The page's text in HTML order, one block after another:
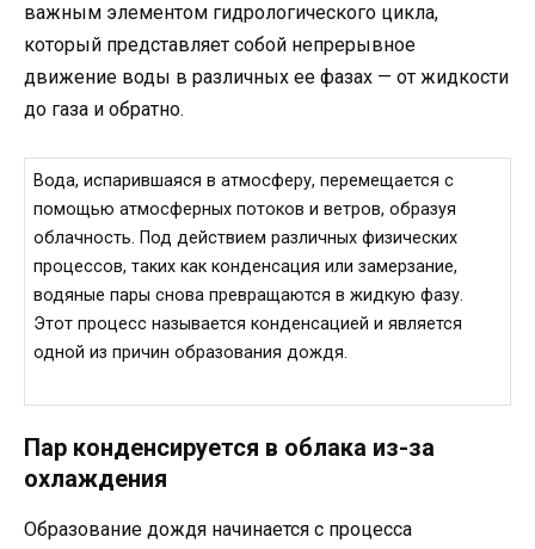
важным элементом гидрологического цикла,
который представляет собой непрерывное
движение воды в различных ее фазах — от жидкости
до газа и обратно.
Вода, испарившаяся в атмосферу, перемещается с
помощью атмосферных потоков и ветров, образуя
облачность. Под действием различных физических
процессов, таких как конденсация или замерзание,
водяные пары снова превращаются в жидкую фазу.
Этот процесс называется конденсацией и является
одной из причин образования дождя.
Пар конденсируется в облака из-за
охлаждения
Образование дождя начинается с процесса